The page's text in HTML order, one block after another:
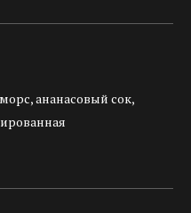
ананасовый сок,